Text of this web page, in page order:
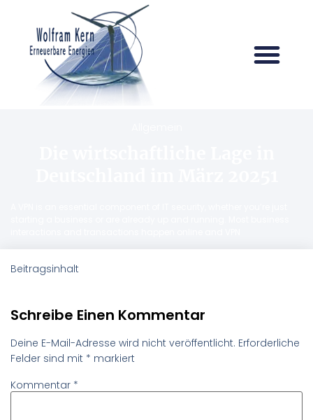
Beitragsinhalt
Schreibe Einen Kommentar
Deine E-Mail-Adresse wird nicht veröffentlicht. Erforderliche
Felder sind mit * markiert
Kommentar *